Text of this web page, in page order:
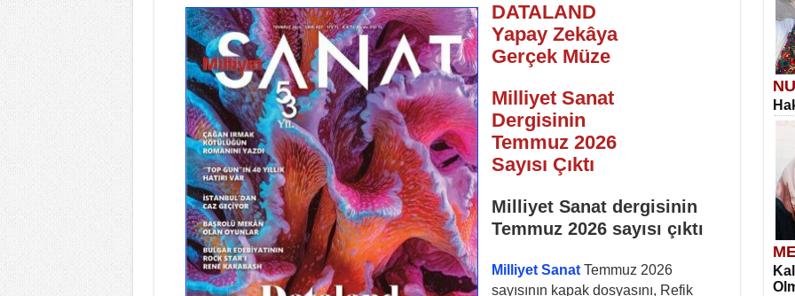
DATALAND
Yapay Zekâya
Gerçek Müze
Milliyet Sanat
Dergisinin
Temmuz 2026
Sayısı Çıktı
Milliyet Sanat dergisinin
Temmuz 2026 sayısı çıktı
Milliyet Sanat Temmuz 2026
sayısının kapak dosyasını, Refik